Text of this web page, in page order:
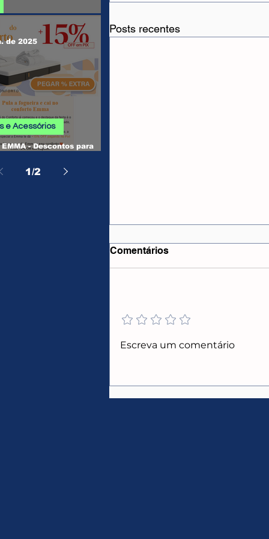
EMMA - Descontos para
e Acessórios
de 2025
1/2
Posts recentes
CUPONS ALIEXPRESS
Comentários
Escreva um comentário